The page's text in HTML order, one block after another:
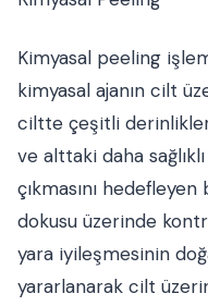
Kimyasal peeling
kimyasal ajanın cilt
ciltte çeşitli
ve alttaki daha
çıkmasını
dokusu üzerinde
yara iyileşmesinin
yararlanarak cilt